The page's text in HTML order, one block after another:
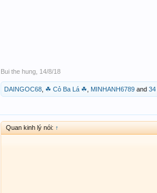
Bui the hung 14/8/18
DAINGOC68 ☘ Cỏ Ba Lá ☘ MINHANH6789 and 34
Quan kinh lý nói: ↑